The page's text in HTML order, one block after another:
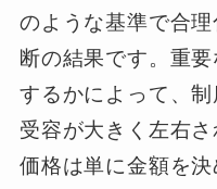
のような基準で合
断の結果です。重
するかによって、
受容が大きく左右
価格は単に金額を